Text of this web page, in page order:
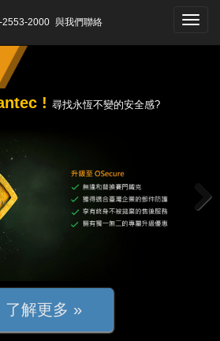
Toggle
2000 與我們聯絡
! 尋找永恆不變的安全感?
了解更多 »